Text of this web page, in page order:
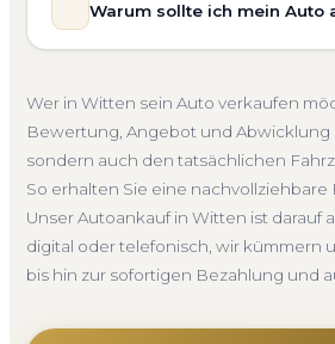
Kostenlose Bewertung
— egal ob zu Hause, am
Warum sollte ich mein Auto
ein verbindliches Angebot
4.800 zufriedene Kunden
Seit 2010 4.800+ Ankäufe
Wer in Witten sein Auto verkaufen
Bewertung, Angebot und
sondern auch den tatsächlichen
So erhalten Sie eine
Unser Autoankauf in Witten ist
digital oder telefonisch, wir kümmern
bis hin zur sofortigen Bezahlung und